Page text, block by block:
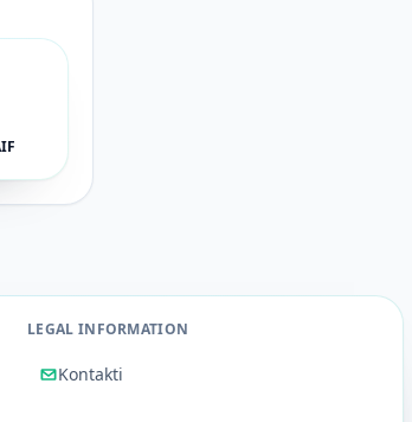
LEGAL INFORMATION
Kontakti